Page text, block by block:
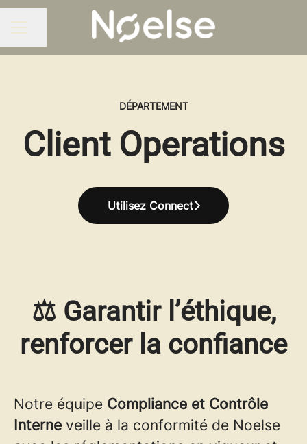
MENU CARRIÈRE
Partager la page
DÉPARTEMENT
Client Operations
Utilisez Connect
⚖️ Garantir l’éthique,
renforcer la confiance
Notre équipe Compliance et Contrôle
Interne veille à la conformité de Noelse